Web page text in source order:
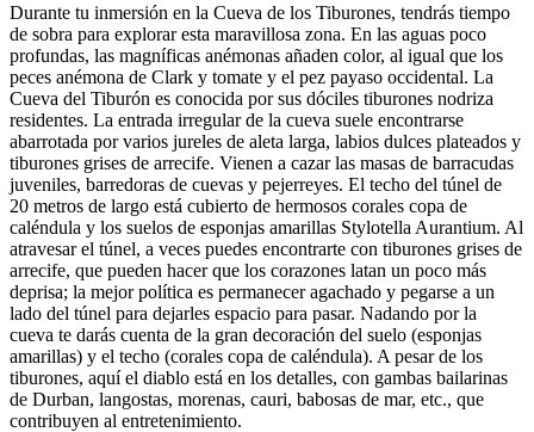
Durante tu inmersión en la Cueva de los Tiburones, tendrás tiempo
de sobra para explorar esta maravillosa zona. En las aguas poco
profundas, las magníficas anémonas añaden color, al igual que los
peces anémona de Clark y tomate y el pez payaso occidental. La
Cueva del Tiburón es conocida por sus dóciles tiburones nodriza
residentes. La entrada irregular de la cueva suele encontrarse
abarrotada por varios jureles de aleta larga, labios dulces plateados y
tiburones grises de arrecife. Vienen a cazar las masas de barracudas
juveniles, barredoras de cuevas y pejerreyes. El techo del túnel de
20 metros de largo está cubierto de hermosos corales copa de
caléndula y los suelos de esponjas amarillas Stylotella Aurantium. Al
atravesar el túnel, a veces puedes encontrarte con tiburones grises de
arrecife, que pueden hacer que los corazones latan un poco más
deprisa; la mejor política es permanecer agachado y pegarse a un
lado del túnel para dejarles espacio para pasar. Nadando por la
cueva te darás cuenta de la gran decoración del suelo (esponjas
amarillas) y el techo (corales copa de caléndula). A pesar de los
tiburones, aquí el diablo está en los detalles, con gambas bailarinas
de Durban, langostas, morenas, cauri, babosas de mar, etc., que
contribuyen al entretenimiento.